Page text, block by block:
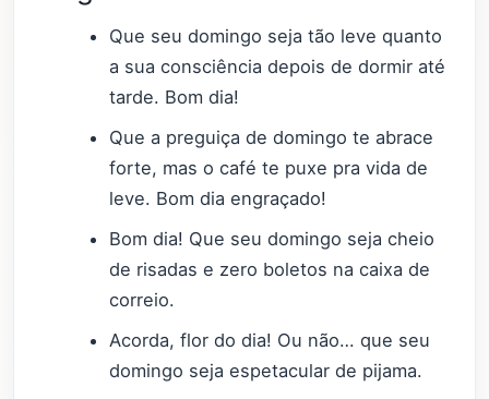
Que seu domingo seja tão leve quanto
a sua consciência depois de dormir até
tarde. Bom dia!
Que a preguiça de domingo te abrace
forte, mas o café te puxe pra vida de
leve. Bom dia engraçado!
Bom dia! Que seu domingo seja cheio
de risadas e zero boletos na caixa de
correio.
Acorda, flor do dia! Ou não… que seu
domingo seja espetacular de pijama.